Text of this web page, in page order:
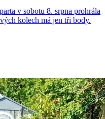
v sobotu 8. srpna prohrála
kolech má jen tři body.